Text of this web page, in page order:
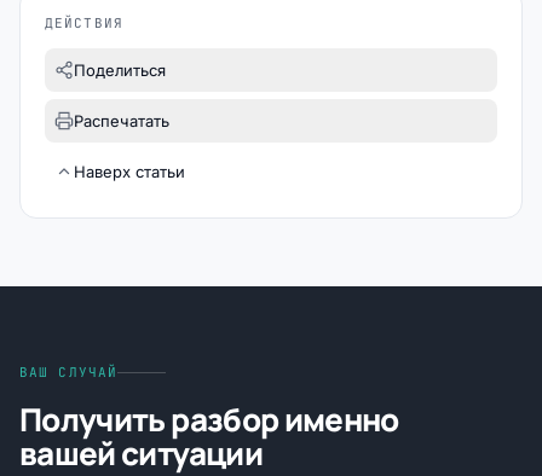
ДЕЙСТВИЯ
Поделиться
Распечатать
Наверх статьи
ВАШ СЛУЧАЙ
Получить разбор именно
вашей ситуации